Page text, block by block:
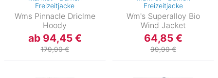
Freizeitjacke
Wms Pinnacle Driclme
Hoody
ab 94,45 €
179,90 €
Freizeitjacke
Wm's Superalloy Bio
Wind Jacket
64,85 €
99,90 €